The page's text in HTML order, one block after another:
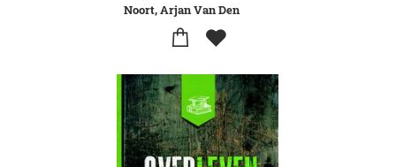
Noort, Arjan Van Den